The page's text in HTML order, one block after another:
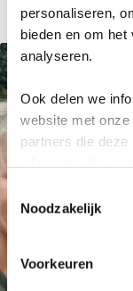
personaliseren,
bieden en om
analyseren.
Ook delen we
website met
partners die
n
e
Noodzakelijk
Voorkeuren
toen mochten